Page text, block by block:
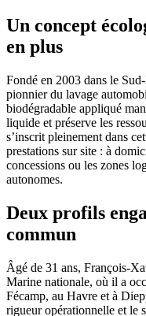
Un concept
en plus
Fondé en 2003 dans le
pionnier du lavage
biodégradable appliqué
liquide et préserve les
s’inscrit pleinement dans
prestations sur site : à
concessions ou les zones
autonomes.
Deux profils
commun
Âgé de 31 ans, François-
Marine nationale, où il a
Fécamp, au Havre et à
rigueur opérationnelle et le